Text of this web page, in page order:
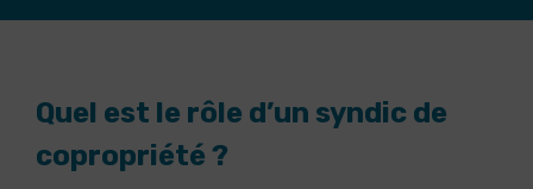
Quel est le rôle d’un syndic de
copropriété ?